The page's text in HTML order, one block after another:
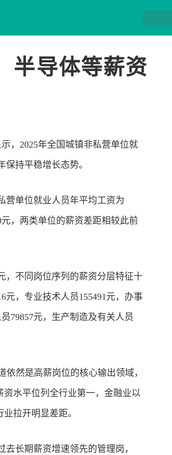
半导体等薪资
，2025年全国城镇非私营单位就
持平稳增长态势。
营单位就业人员年平均工资为
，两类单位的薪资差距相较此前
，不同岗位序列的薪资分层特征十
元，专业技术人员155491元，办事
79857元，生产制造及有关人员
依然是高薪岗位的核心输出领域，
水平位列全行业第一， 金融业以
拉开明显差距。
长期薪资增速领先的管理岗，